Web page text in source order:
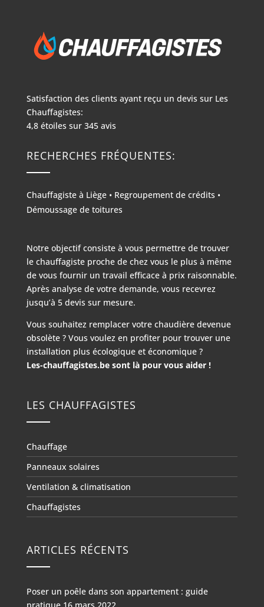
Satisfaction des clients ayant reçu un devis sur Les
Chauffagistes:
4,8étoiles sur 345avis
RECHERCHES FRÉQUENTES:
Chauffagiste à Liège• Regroupement de crédits •
Démoussage de toitures
Notre objectif consiste à vous permettre de trouver
le chauffagiste proche de chez vous le plus à même
de vous fournir un travail efficace à prix raisonnable.
Après analyse de votre demande, vous recevrez
jusqu’à 5 devis sur mesure.
Vous souhaitez remplacer votre chaudière devenue
obsolète ? Vous voulez en profiter pour trouver une
installation plus écologique et économique ?
Les-chauffagistes.be sont là pour vous aider !
LES CHAUFFAGISTES
Chauffage
Panneaux solaires
Ventilation & climatisation
Chauffagistes
ARTICLES RÉCENTS
Poser un poêle dans son appartement : guide